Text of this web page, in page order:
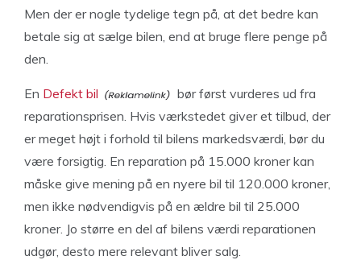
Men der er nogle tydelige tegn på, at det bedre kan
betale sig at sælge bilen, end at bruge flere penge på
den.
En Defekt bil
bør først vurderes ud fra
reparationsprisen. Hvis værkstedet giver et tilbud, der
er meget højt i forhold til bilens markedsværdi, bør du
være forsigtig. En reparation på 15.000 kroner kan
måske give mening på en nyere bil til 120.000 kroner,
men ikke nødvendigvis på en ældre bil til 25.000
kroner. Jo større en del af bilens værdi reparationen
udgør, desto mere relevant bliver salg.